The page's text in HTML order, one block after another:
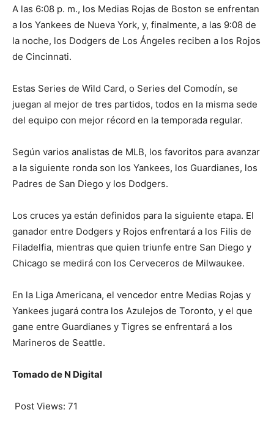
A las 6:08 p. m., los Medias Rojas de Boston se enfrentan
a los Yankees de Nueva York, y, finalmente, a las 9:08 de
la noche, los Dodgers de Los Ángeles reciben a los Rojos
de Cincinnati.
Estas Series de Wild Card, o Series del Comodín, se
juegan al mejor de tres partidos, todos en la misma sede
del equipo con mejor récord en la temporada regular.
Según varios analistas de MLB, los favoritos para avanzar
a la siguiente ronda son los Yankees, los Guardianes, los
Padres de San Diego y los Dodgers.
Los cruces ya están definidos para la siguiente etapa. El
ganador entre Dodgers y Rojos enfrentará a los Filis de
Filadelfia, mientras que quien triunfe entre San Diego y
Chicago se medirá con los Cerveceros de Milwaukee.
En la Liga Americana, el vencedor entre Medias Rojas y
Yankees jugará contra los Azulejos de Toronto, y el que
gane entre Guardianes y Tigres se enfrentará a los
Marineros de Seattle.
Tomado de N Digital
Post Views: 71